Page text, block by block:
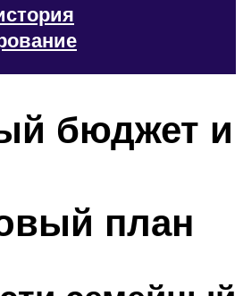
бюджет и
план